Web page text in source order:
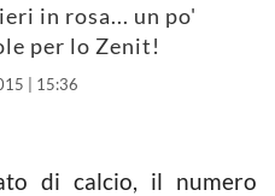
in rosa... un po'
per lo Zenit!
| 15:36
di calcio, il numero